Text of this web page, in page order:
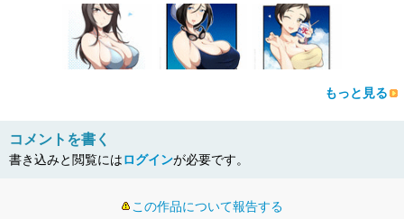
もっと見る
コメントを書く
書き込みと閲覧にはログインが必要です。
この作品について報告する